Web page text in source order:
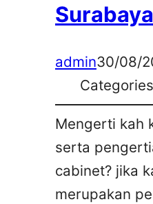
Surabaya
admin30/08/
Mengerti kah
serta
cabinet? jika
merupakan